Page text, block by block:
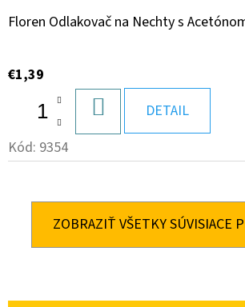
Floren Odlakovač na Nechty s
€1,39
KOŠÍKA
DETAIL
Kód: 9354
ZOBRAZIŤ VŠETKY SÚVISIACE